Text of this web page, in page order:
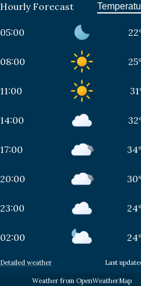
Hourly Forecast
05:00 22
08:00 25°
11:00 31
14:00 32
17:00 34°
20:00 30°
23:00 24°
02:00 24°
Detailed weather Last
Weather from OpenWeatherMap